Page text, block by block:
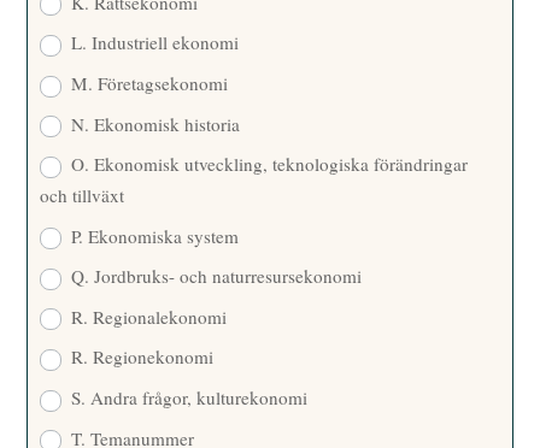
L. Industriell ekonomi
M. Företagsekonomi
N. Ekonomisk historia
O. Ekonomisk utveckling, teknologiska förändringar
och tillväxt
P. Ekonomiska system
Q. Jordbruks- och naturresursekonomi
R. Regionalekonomi
R. Regionekonomi
S. Andra frågor, kulturekonomi
T. Temanummer